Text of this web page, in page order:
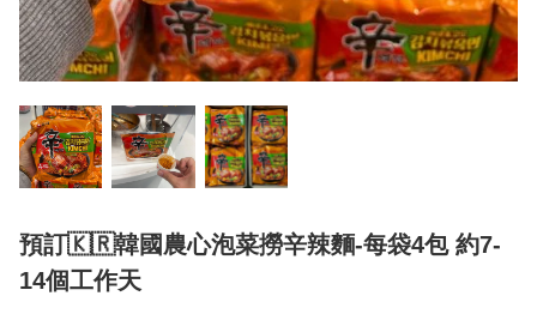
預訂🇰🇷韓國農心泡菜撈辛辣麵-每袋4包 約7-
14個工作天